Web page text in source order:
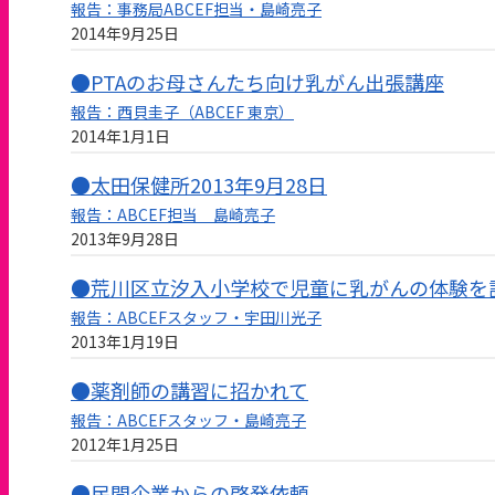
報告：事務局ABCEF担当・島崎亮子
2014年9月25日
●PTAのお母さんたち向け乳がん出張講座
報告：西貝圭子（ABCEF 東京）
2014年1月1日
●太田保健所2013年9月28日
報告：ABCEF担当 島崎亮子
2013年9月28日
●荒川区立汐入小学校で児童に乳がんの体験を
報告：ABCEFスタッフ・宇田川光子
2013年1月19日
●薬剤師の講習に招かれて
報告：ABCEFスタッフ・島崎亮子
2012年1月25日